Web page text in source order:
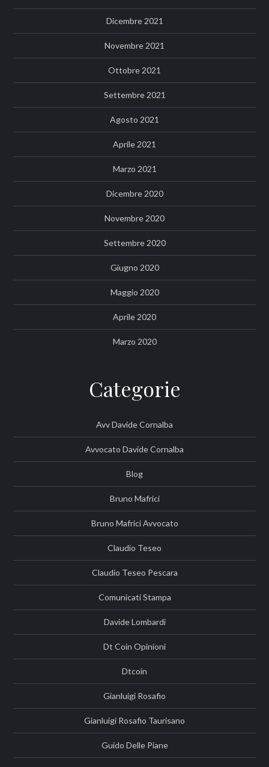
Dicembre 2021
Novembre 2021
Ottobre 2021
Settembre 2021
Agosto 2021
Aprile 2021
Marzo 2021
Dicembre 2020
Novembre 2020
Settembre 2020
Giugno 2020
Maggio 2020
Aprile 2020
Marzo 2020
Categorie
Avv Davide Cornalba
Avvocato Davide Cornalba
Blog
Bruno Mafrici
Bruno Mafrici Avvocato
Claudio Teseo
Claudio Teseo Pescara
Comunicati Stampa
Davide Lombardi
Dt Coin Opinioni
Dtcoin
Gianluigi Rosafio
Gianluigi Rosafio Taurisano
Guido Delle Piane